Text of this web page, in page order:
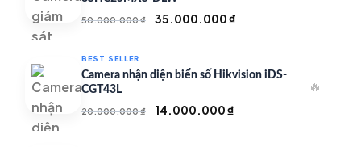
50.000.000₫
Giá
50.000.000 ₫.
35.000.000₫
là:
35.000.000 ₫.
BEST SELLER
Camera nhận diện biển số Hikvision iDS-
CGT43L
20.000.000₫
Giá
14.000.000₫
🔥